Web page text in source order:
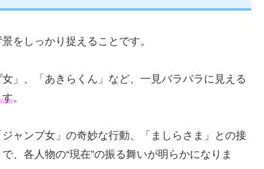
をしっかり捉えることです。
」、「あきらくん」など、一見バラバラに見える
す。
ャンプ女」の奇妙な行動、「ましらさま」との接
、各人物の“現在”の振る舞いが明らかになりま